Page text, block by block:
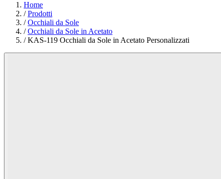
Home
/Prodotti
/Occhiali da Sole
/Occhiali da Sole in Acetato
/KAS-119 Occhiali da Sole in Acetato Personalizzati